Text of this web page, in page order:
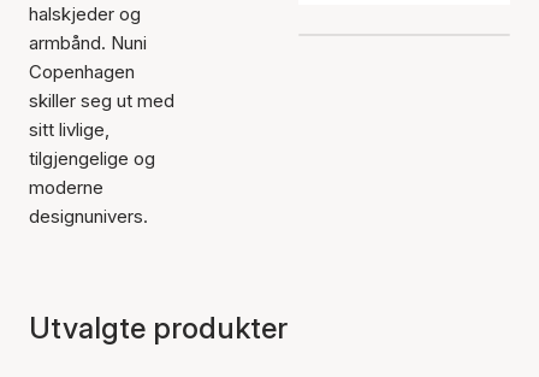
halskjeder og
armbånd. Nuni
Copenhagen
skiller seg ut med
sitt livlige,
tilgjengelige og
moderne
designunivers.
Utvalgte produkter